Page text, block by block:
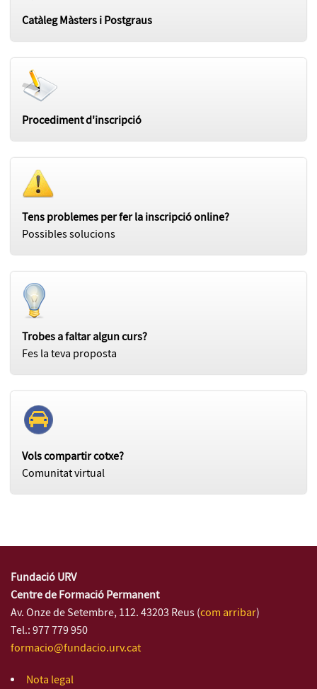
Catàleg Màsters i Postgraus
Procediment d'inscripció
Tens problemes per fer la inscripció online?
Possibles solucions
Trobes a faltar algun curs?
Fes la teva proposta
Vols compartir cotxe?
Comunitat virtual
Fundació URV
Centre de Formació Permanent
Av. Onze de Setembre, 112. 43203 Reus (com arribar)
Tel.: 977 779 950
formacio@fundacio.urv.cat
Nota legal